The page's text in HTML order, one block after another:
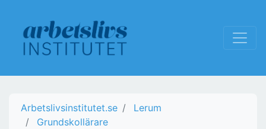
Arbetslivsinstitutet.se
Lerum
Grundskollärare